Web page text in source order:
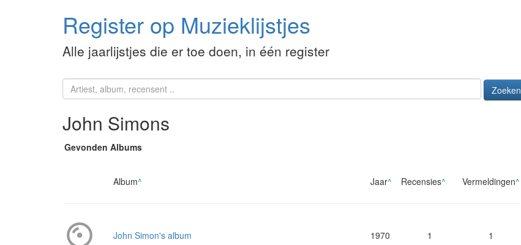
Register op Muzieklijstjes
Alle jaarlijstjes die er toe doen, in één register
Zoeken
John Simons
Gevonden Albums
Album^ Jaar^ Recensies^ Vermeldingen^
John Simon's album 1970 1 1